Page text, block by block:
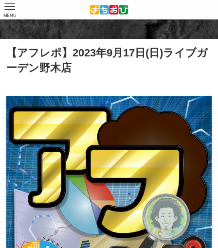
MENU
ホーム 取材結果 アフレポ
【アフレポ】2023年9月17日(日)ライブガ
ーデン野木店